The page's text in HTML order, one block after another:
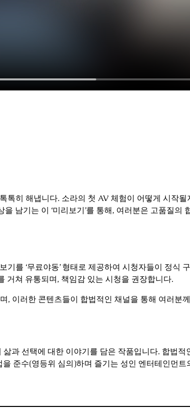
톡히 해냅니다. 소라의 첫 AV 체험이 어떻게 시작
남기는 이 ‘미리보기’를 통해, 여러분은 고품질의
기를 ‘무료야동’ 형태로 제공하여 시청자들이 정식
거쳐 유통되며, 책임감 있는 시청을 권장합니다.
, 이러한 콘텐츠들이 합법적인 채널을 통해 여러분
과 선택에 대한 이야기를 담은 작품입니다. 합법적
준수(영등위 심의)하며 즐기는 성인 엔터테인먼